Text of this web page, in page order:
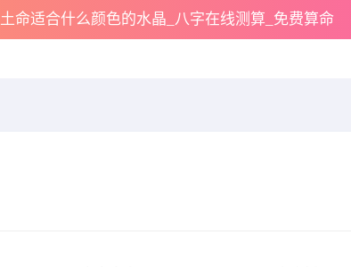
土命适合什么颜色的水晶_八字在线测算_免费算命